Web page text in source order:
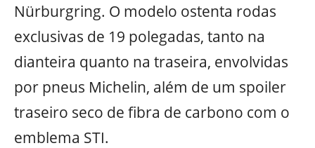
Nürburgring. O modelo ostenta rodas
exclusivas de 19 polegadas, tanto na
dianteira quanto na traseira, envolvidas
por pneus Michelin, além de um spoiler
traseiro seco de fibra de carbono com o
emblema STI.